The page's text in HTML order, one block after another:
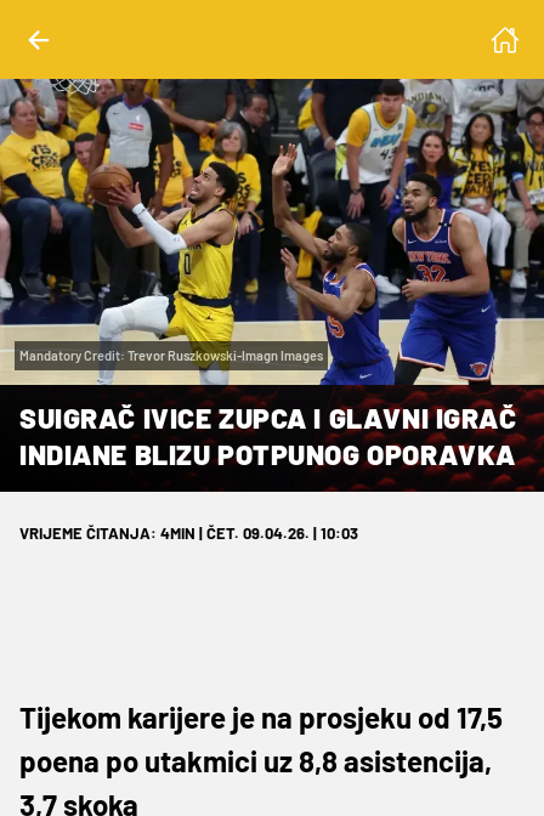
Mandatory Credit: Trevor Ruszkowski-Imagn Images
SUIGRAČ IVICE ZUPCA I GLAVNI IGRAČ
INDIANE BLIZU POTPUNOG OPORAVKA
VRIJEME ČITANJA: 4MIN | ČET. 09.04.26. | 10:03
Tijekom karijere je na prosjeku od 17,5
poena po utakmici uz 8,8 asistencija,
3,7 skoka